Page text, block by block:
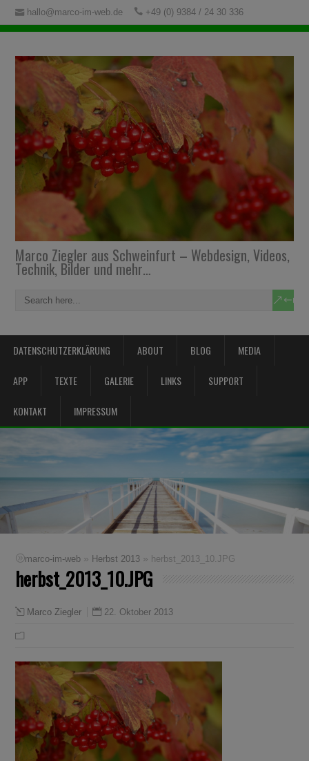
hallo@marco-im-web.de +49 (0) 9384 / 24 30 336
Marco Ziegler aus Schweinfurt – Webdesign, Videos,
Technik, Bilder und mehr…
DATENSCHUTZERKLÄRUNG ABOUT BLOG MEDIA
APP TEXTE GALERIE LINKS SUPPORT
KONTAKT IMPRESSUM
marco-im-web » Herbst 2013 » herbst_2013_10.JPG
herbst_2013_10.JPG
Marco Ziegler 22. Oktober 2013